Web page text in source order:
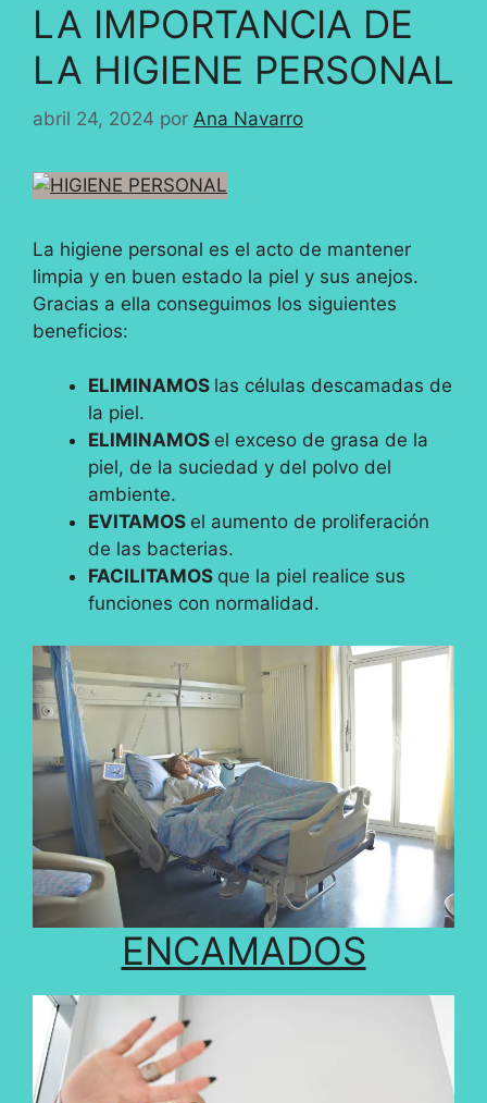
LA IMPORTANCIA DE
LA HIGIENE PERSONAL
abril 24, 2024 por Ana Navarro
La higiene personal es el acto de mantener
limpia y en buen estado la piel y sus anejos.
Gracias a ella conseguimos los siguientes
beneficios:
ELIMINAMOS las células descamadas de
la piel.
ELIMINAMOS el exceso de grasa de la
piel, de la suciedad y del polvo del
ambiente.
EVITAMOS el aumento de proliferación
de las bacterias.
FACILITAMOS que la piel realice sus
funciones con normalidad.
ENCAMADOS